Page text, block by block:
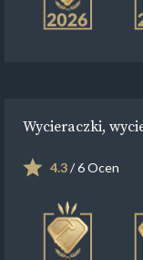
Wycieraczki,
4.3/ 6 Ocen